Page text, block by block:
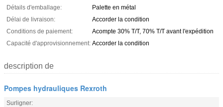
Détails d'emballage:
Palette en métal
Délai de livraison:
Accorder la condition
Conditions de paiement:
Acompte 30% T/T, 70% T/T avant l'expédition
Capacité d'approvisionnement: Accorder la condition
description de
Pompes hydrauliques Rexroth
Surligner: